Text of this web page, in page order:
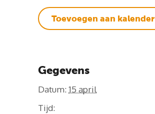
Toevoegen aan kalender
Gegevens
Datum: 15 april
Tijd: